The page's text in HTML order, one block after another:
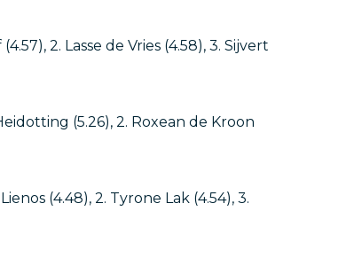
2. Lasse de Vries (4.58), 3. Sijvert
(5.26), 2. Roxean de Kroon
(4.48), 2. Tyrone Lak (4.54), 3.